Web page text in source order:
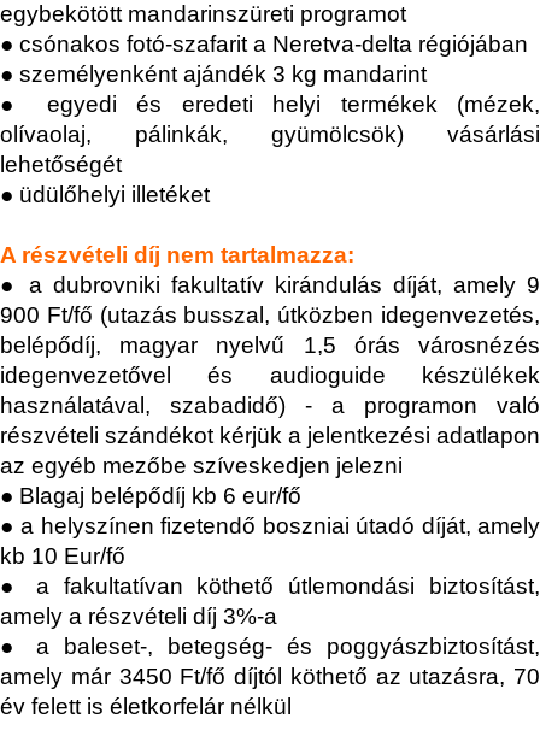
egybekötött mandarinszüreti programot
● csónakos fotó-szafarit a Neretva-delta régiójában
● személyenként ajándék 3 kg mandarint
● egyedi és eredeti helyi termékek (mézek,
olívaolaj, pálinkák, gyümölcsök) vásárlási
lehetőségét
● üdülőhelyi illetéket
A részvételi díj nem tartalmazza:
● a dubrovniki fakultatív kirándulás díját, amely 9
900 Ft/fő (utazás busszal, útközben idegenvezetés,
belépődíj, magyar nyelvű 1,5 órás városnézés
idegenvezetővel és audioguide készülékek
használatával, szabadidő) - a programon való
részvételi szándékot kérjük a jelentkezési adatlapon
az egyéb mezőbe szíveskedjen jelezni
● Blagaj belépődíj kb 6 eur/fő
● a helyszínen fizetendő boszniai útadó díját, amely
kb 10 Eur/fő
●
a fakultatívan köthető útlemondási biztosítást,
amely a részvételi díj 3%-a
●
a baleset-, betegség- és poggyászbiztosítást,
amely már 3450 Ft/fő díjtól köthető az utazásra, 70
év felett is életkorfelár nélkül